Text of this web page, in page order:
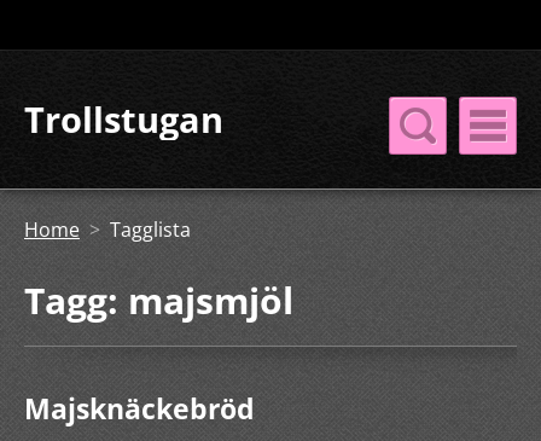
Trollstugan
Home > Tagglista
Tagg: majsmjöl
Majsknäckebröd